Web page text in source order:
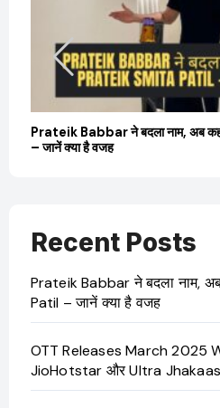
Prateik Babbar ने बदला नाम, अब
– जानें क्या है वजह
Recent Posts
Prateik Babbar ने बदला नाम,
Patil – जानें क्या है वजह
OTT Releases March 2025
JioHotstar और Ultra Jhakaas